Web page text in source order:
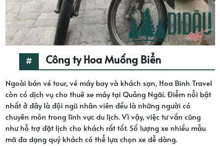
Công ty Hoa Muống Biển
Ngoài bán vé tour, vé máy bay và khách sạn, Hoa Binh Travel
còn có dịch vụ cho thuê xe máy tại Quảng Ngãi. Điểm nổi bật
nhất ở đây là đội ngũ nhân viên đều là những người có
chuyên môn trong lĩnh vực du lịch. Vì vậy, việc tư vấn cũng
như hỗ trợ đặt lịch cho khách rất tốt. Số lượng xe nhiều mẫu
mã đa dạng quý khách có thể lựa chọn xe dễ dàng.